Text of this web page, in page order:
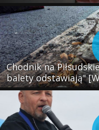
Chodnik na
balety odstawiają"